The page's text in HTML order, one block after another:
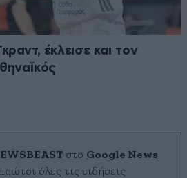
έκλεισε και τον
στο Google News
όλες τις ειδήσεις